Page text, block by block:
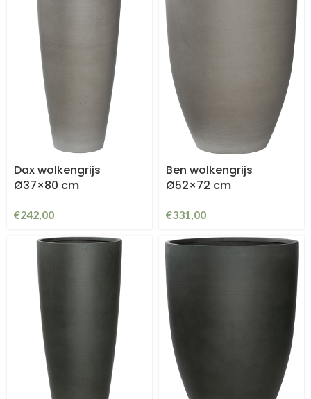
Dax wolkengrijs
Ø37×80 cm
€242,00
Ben wolkengrijs
Ø52×72 cm
€331,00